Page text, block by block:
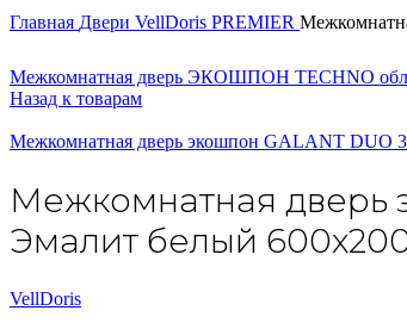
Главная Двери VellDoris PREMIER
Межкомнатная дверь ЭКОШПОН TECHNO
Назад к товарам
Межкомнатная дверь экошпон GALANT DUO 3
Межкомнатная дверь
Эмалит белый
VellDoris